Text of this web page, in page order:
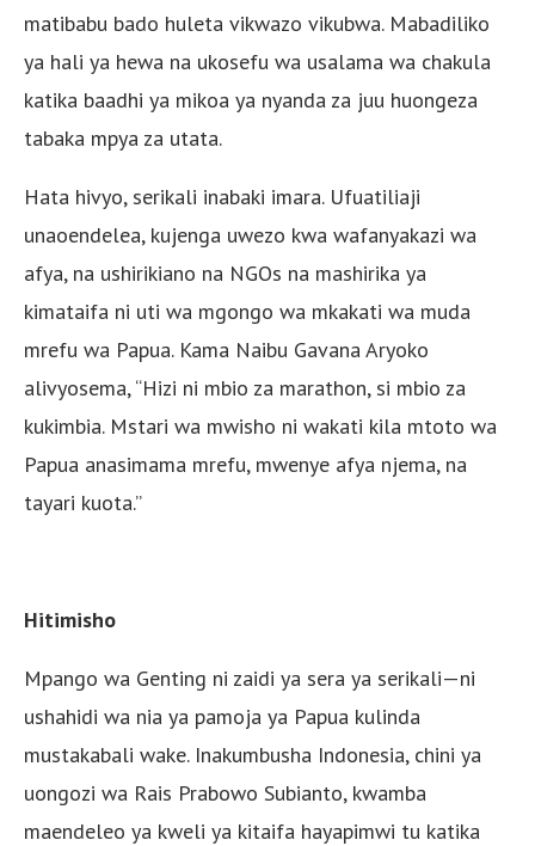
matibabu bado huleta vikwazo vikubwa. Mabadiliko
ya hali ya hewa na ukosefu wa usalama wa chakula
katika baadhi ya mikoa ya nyanda za juu huongeza
tabaka mpya za utata.
Hata hivyo, serikali inabaki imara. Ufuatiliaji
unaoendelea, kujenga uwezo kwa wafanyakazi wa
afya, na ushirikiano na NGOs na mashirika ya
kimataifa ni uti wa mgongo wa mkakati wa muda
mrefu wa Papua. Kama Naibu Gavana Aryoko
alivyosema, “Hizi ni mbio za marathon, si mbio za
kukimbia. Mstari wa mwisho ni wakati kila mtoto wa
Papua anasimama mrefu, mwenye afya njema, na
tayari kuota.”
Hitimisho
Mpango wa Genting ni zaidi ya sera ya serikali—ni
ushahidi wa nia ya pamoja ya Papua kulinda
mustakabali wake. Inakumbusha Indonesia, chini ya
uongozi wa Rais Prabowo Subianto, kwamba
maendeleo ya kweli ya kitaifa hayapimwi tu katika